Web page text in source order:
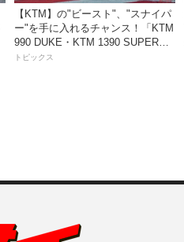
【KTM】の"ビースト"、"スナイパ
ー"を手に入れるチャンス！「KTM
990 DUKE・KTM 1390 SUPER
DUKE R EVO 購入サポートキャン
トピックス